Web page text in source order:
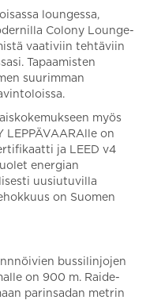
loungessa,
Colony Lounge-
vaativiin tehtäviin
Tapaamisten
suurimman
myös
LEPPÄVAARAlle on
ja LEED v4
energian
uusiutuvilla
on Suomen
bussilinjojen
on 900 m. Raide-
parinsadan metrin